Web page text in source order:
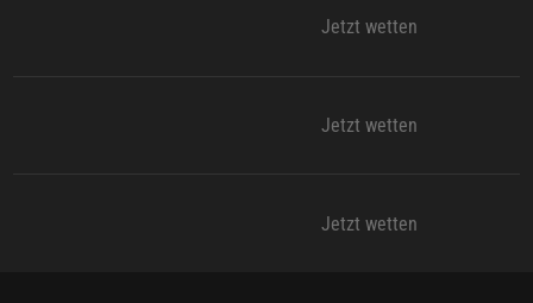
Jetzt wetten
Jetzt wetten
Jetzt wetten